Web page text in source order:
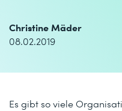
Christine Mäder
08.02.2019
Es gibt so viele